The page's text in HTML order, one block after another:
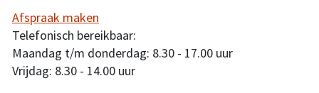
Afspraak maken
Telefonisch bereikbaar:
Maandag t/m donderdag: 8.30 - 17.00 uur
Vrijdag: 8.30 - 14.00 uur